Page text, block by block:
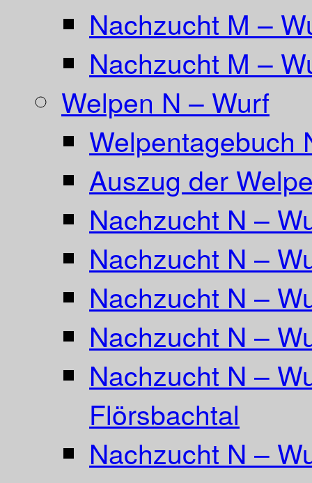
Nachzucht M –
Nachzucht M –
Welpen N – Wurf
Welpentagebuch
Auszug der
Nachzucht N –
Nachzucht N –
Nachzucht N –
Nachzucht N –
Nachzucht N –
Flörsbachtal
Nachzucht N –